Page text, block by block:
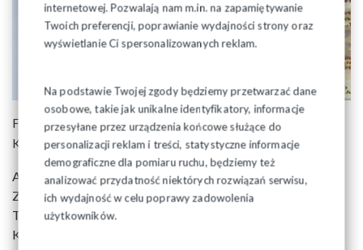
internetowej. Pozwalają nam m.in. na zapamiętywanie
Twoich preferencji, poprawianie wydajności strony oraz
wyświetlanie Ci spersonalizowanych reklam.
Na podstawie Twojej zgody będziemy przetwarzać dane
osobowe, takie jak unikalne identyfikatory, informacje
przesyłane przez urządzenia końcowe służące do
personalizacji reklam i treści, statystyczne informacje
demograficzne dla pomiaru ruchu, będziemy też
analizować przydatność niektórych rozwiązań serwisu,
ich wydajność w celu poprawy zadowolenia
użytkowników.
Formalną decyzję o przyznaniu medalu podjął Ogólnopolski
Komitet Pamięci księdza Jerzego Popiełuszki.
Aktu odznaczenia dokonano w czasie obrad Krajowego
Zjazdu Delegatów w Bielsku Białej.
Takie samo odznaczenie otrzymał również Przewodniczący
Komisji Krajowej Piotr Duda.